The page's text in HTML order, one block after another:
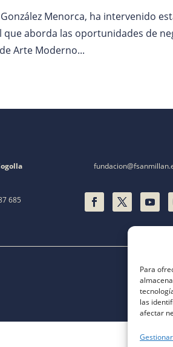
Para
las
afectar
Menorca, ha intervenido
que aborda las oportunidades de
Arte Moderno...
685